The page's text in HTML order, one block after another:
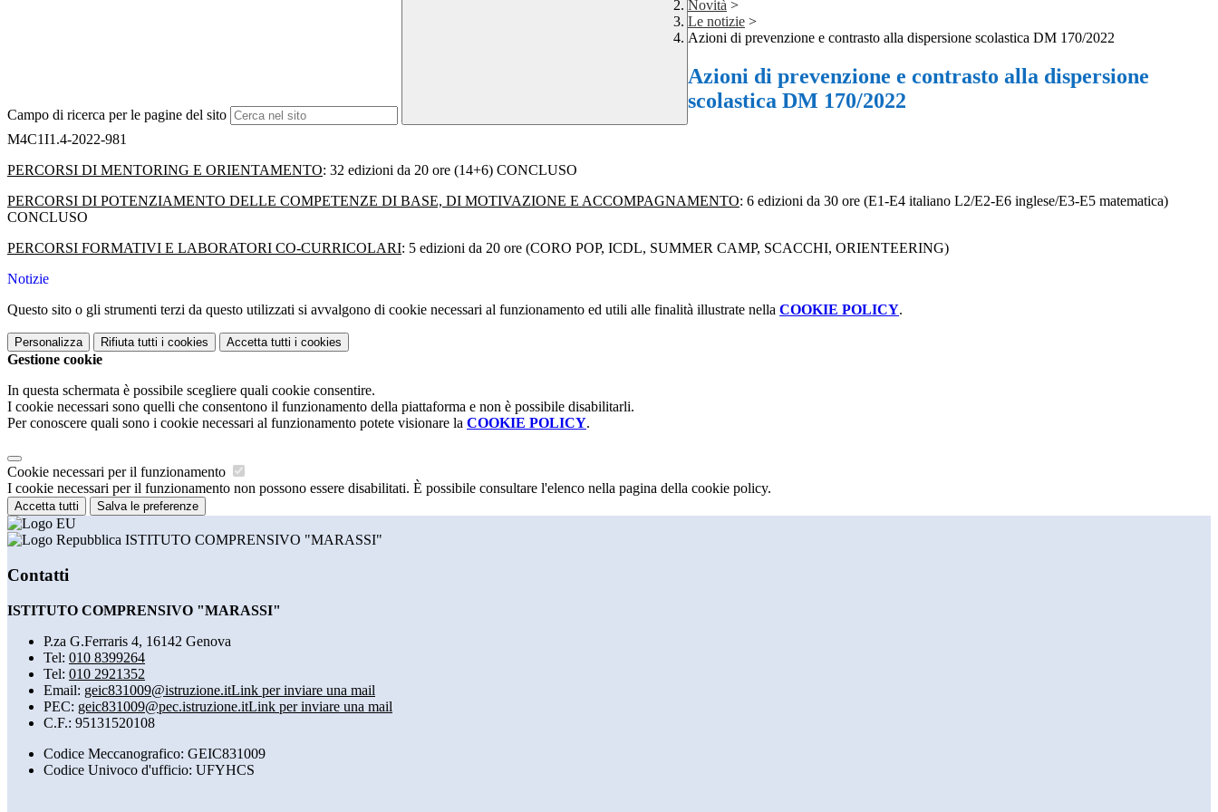
Campo di ricerca per le pagine del sito
Novità >
Le notizie >
Azioni di prevenzione e contrasto alla dispersione scolastica DM 170/2022
Azioni di prevenzione e contrasto alla dispersione
scolastica DM 170/2022
M4C1I1.4-2022-981
PERCORSI DI MENTORING E ORIENTAMENTO: 32 edizioni da 20 ore (14+6) CONCLUSO
PERCORSI DI POTENZIAMENTO DELLE COMPETENZE DI BASE, DI MOTIVAZIONE E ACCOMPAGNAMENTO: 6 edizioni da 30 ore (E1-E4 italiano L2/E2-E6 inglese/E3-E5 matematica)
CONCLUSO
PERCORSI FORMATIVI E LABORATORI CO-CURRICOLARI: 5 edizioni da 20 ore (CORO POP, ICDL, SUMMER CAMP, SCACCHI, ORIENTEERING)
Notizie
Questo sito o gli strumenti terzi da questo utilizzati si avvalgono di cookie necessari al funzionamento ed utili alle finalità illustrate nella COOKIE POLICY.
Personalizza Rifiuta tutti i cookies Accetta tutti i cookies
Gestione cookie
In questa schermata è possibile scegliere quali cookie consentire.
I cookie necessari sono quelli che consentono il funzionamento della piattaforma e non è possibile disabilitarli.
Per conoscere quali sono i cookie necessari al funzionamento potete visionare la COOKIE POLICY.
Cookie necessari per il funzionamento
I cookie necessari per il funzionamento non possono essere disabilitati. È possibile consultare l'elenco nella pagina della cookie policy.
Accetta tutti Salva le preferenze
ISTITUTO COMPRENSIVO "MARASSI"
Contatti
ISTITUTO COMPRENSIVO "MARASSI"
P.za G.Ferraris 4, 16142 Genova
Tel: 010 8399264
Tel: 010 2921352
Email: geic831009@istruzione.itLink per inviare una mail
PEC: geic831009@pec.istruzione.itLink per inviare una mail
C.F.: 95131520108
Codice Meccanografico: GEIC831009
Codice Univoco d'ufficio: UFYHCS